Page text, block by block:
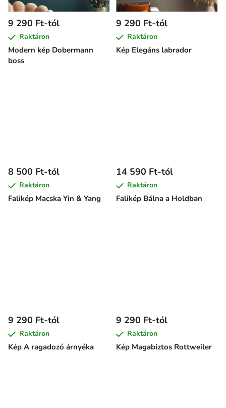
Modern kép Dobermann
boss
9 290 Ft-tól
Raktáron
Kép Elegáns labrador
9 290 Ft-tól
Raktáron
Falikép Macska Yin & Yang
8 500 Ft-tól
Raktáron
Falikép Bálna a Holdban
14 590 Ft-tól
Raktáron
Kép A ragadozó árnyéka
9 290 Ft-tól
Raktáron
Kép Magabiztos Rottweiler
9 290 Ft-tól
Raktáron